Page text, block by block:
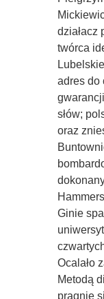
działacz
twórca
adres do
słów;
oraz
Ginie
Ocalało
Metodą
pragnie